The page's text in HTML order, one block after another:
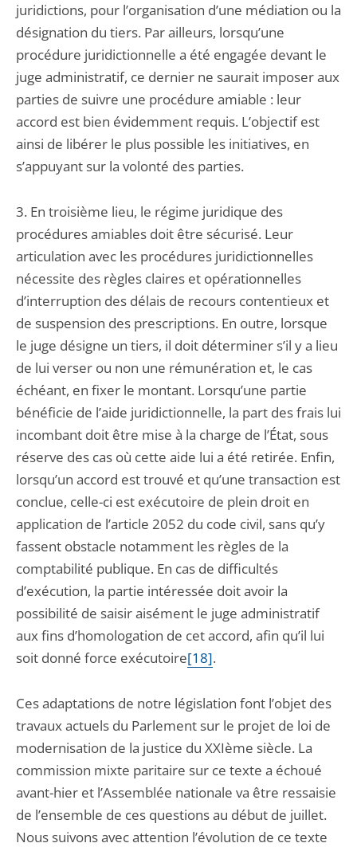
juridictions, pour l’organisation d’une médiation ou la
désignation du tiers. Par ailleurs, lorsqu’une
procédure juridictionnelle a été engagée devant le
juge administratif, ce dernier ne saurait imposer aux
parties de suivre une procédure amiable : leur
accord est bien évidemment requis. L’objectif est
ainsi de libérer le plus possible les initiatives, en
s’appuyant sur la volonté des parties.
3. En troisième lieu, le régime juridique des
procédures amiables doit être sécurisé. Leur
articulation avec les procédures juridictionnelles
nécessite des règles claires et opérationnelles
d’interruption des délais de recours contentieux et
de suspension des prescriptions. En outre, lorsque
le juge désigne un tiers, il doit déterminer s’il y a lieu
de lui verser ou non une rémunération et, le cas
échéant, en fixer le montant. Lorsqu’une partie
bénéficie de l’aide juridictionnelle, la part des frais lui
incombant doit être mise à la charge de l’État, sous
réserve des cas où cette aide lui a été retirée. Enfin,
lorsqu’un accord est trouvé et qu’une transaction est
conclue, celle-ci est exécutoire de plein droit en
application de l’article 2052 du code civil, sans qu’y
fassent obstacle notamment les règles de la
comptabilité publique. En cas de difficultés
d’exécution, la partie intéressée doit avoir la
possibilité de saisir aisément le juge administratif
aux fins d’homologation de cet accord, afin qu’il lui
soit donné force exécutoire[18].
Ces adaptations de notre législation font l’objet des
travaux actuels du Parlement sur le projet de loi de
modernisation de la justice du XXIème siècle. La
commission mixte paritaire sur ce texte a échoué
avant-hier et l’Assemblée nationale va être ressaisie
de l’ensemble de ces questions au début de juillet.
Nous suivons avec attention l’évolution de ce texte